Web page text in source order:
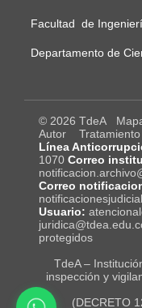
Facultad de
Departamento de
© 2026 TdeA
Autor
Línea
1070 Correo
Correo
Usuario:
protegidos
TdeA –
inspección y
(DECRETO